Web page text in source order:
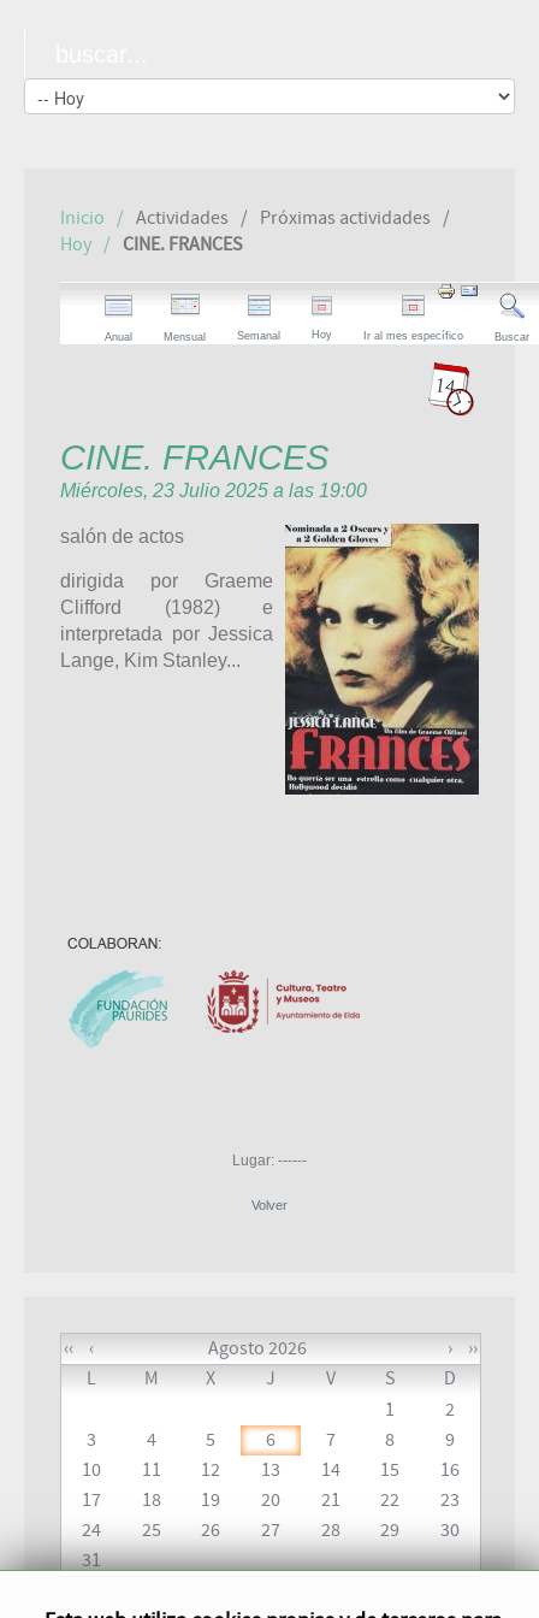
Inicio Actividades
Próximas actividades
Hoy
CINE. FRANCES
Anual Mensual Semanal Hoy Ir al mes específico Buscar
CINE. FRANCES
Miércoles, 23 Julio 2025 a las 19:00
salón de actos
dirigida por Graeme
Clifford (1982) e
interpretada por Jessica
Lange, Kim Stanley...
Lugar: ------
Volver
‹‹ ‹ Agosto 2026 ››
›
L
M X J V S
D
1
2
3
4 5 6 7 8
9
10
11 12 13 14 15
16
17
18 19 20 21 22
23
24
25 26 27 28 29
30
31